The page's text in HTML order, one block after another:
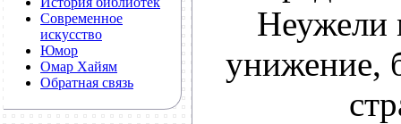
Современное
искусство
Юмор
Омар Хайям
Обратная связь
Неужели
унижение,